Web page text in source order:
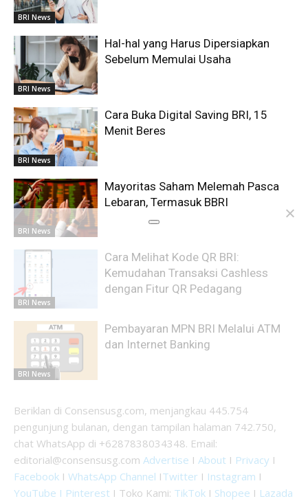
BRI News
BRI News
Hal-hal yang Harus Dipersiapkan
Sebelum Memulai Usaha
BRI News
Cara Buka Digital Saving BRI, 15
Menit Beres
BRI News
Mayoritas Saham Melemah Pasca
Lebaran, Termasuk BBRI
BRI News
Cara Melihat Kode QR BRI:
Kemudahan Transaksi Cashless
dengan Fitur QR Pedagang
BRI News
Pembayaran MPN BRI Melalui ATM
dan Internet Banking
Beriklan di Consensusg.com, menjangkau 445.754
pengunjung bulanan, dengan tampilan halaman 742.750,
chat WhatsApp di +6287838034348. Email:
editorial@consensusg.com Advertise I About I Privacy I
Facebook I WhatsApp Channel ITwitter I Instagram I
YouTube I Pinterest I Toko Kami: TikTok I Shopee I Lazada